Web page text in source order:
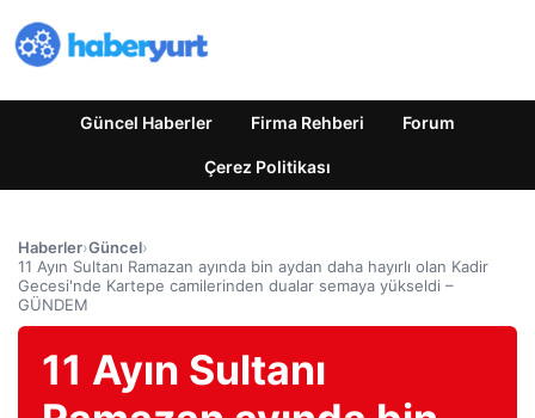
Güncel Haberler Firma Rehberi Forum
Çerez Politikası
Haberler›Güncel›
11 Ayın Sultanı Ramazan ayında bin aydan daha hayırlı olan Kadir
Gecesi'nde Kartepe camilerinden dualar semaya yükseldi –
GÜNDEM
11 Ayın Sultanı